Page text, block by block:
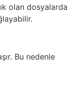
olan dosyalarda
Bu nedenle